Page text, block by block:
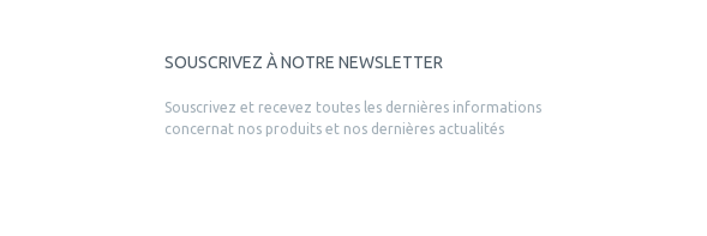
SOUSCRIVEZ À NOTRE NEWSLETTER
Souscrivez et recevez toutes les dernières informations
concernat nos produits et nos dernières actualités